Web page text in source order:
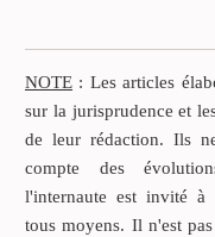
NOTE : Les articles
sur la jurisprudence et
de leur rédaction. Ils
compte des
l'internaute est invité à
tous moyens. Il n'est